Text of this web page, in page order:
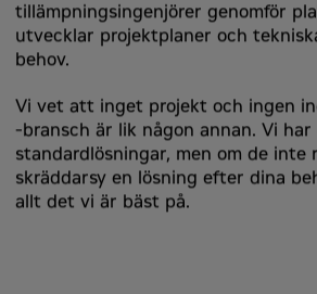
tillämpningsingenjörer genomför
utvecklar projektplaner och
behov.
Vi vet att inget projekt och ingen
-bransch är lik någon annan. Vi
standardlösningar, men om de inte
skräddarsy en lösning efter dina
allt det vi är bäst på.